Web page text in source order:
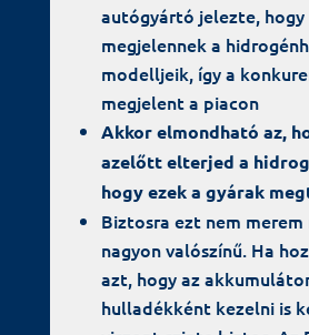
autógyártó jelezte,
megjelennek a
modelljeik, így a
megjelent a piacon
Akkor elmondható az,
azelőtt elterjed a
hogy ezek a gyárak
Biztosra ezt nem
nagyon valószínű. Ha
azt, hogy az
hulladékként kezelni is